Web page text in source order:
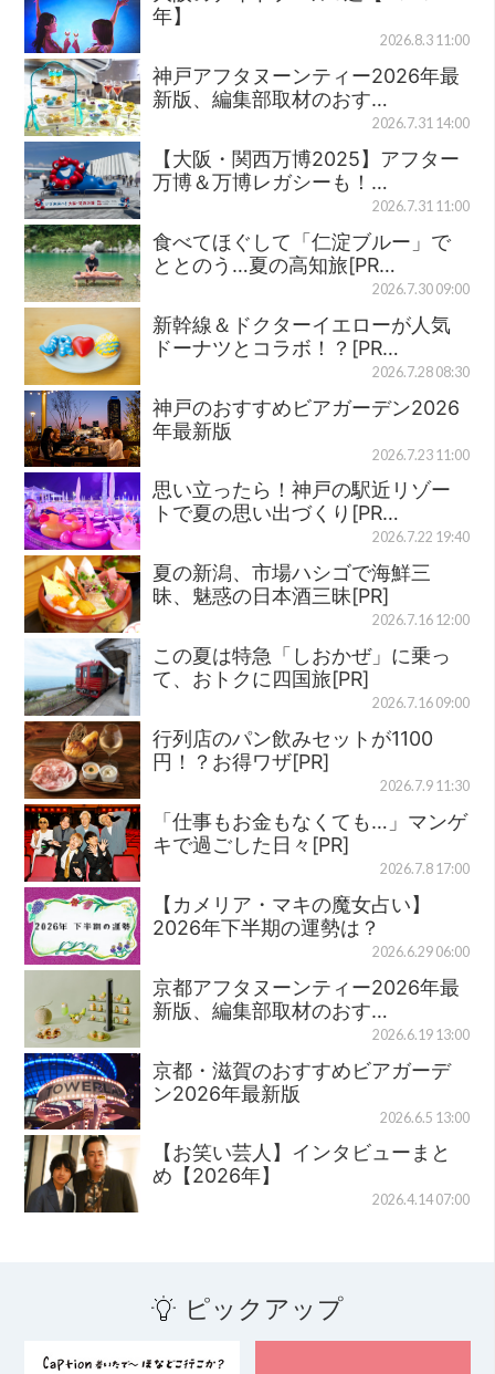
年】
2026.8.3 11:00
神戸アフタヌーンティー2026年最
新版、編集部取材のおす…
2026.7.31 14:00
【大阪・関西万博2025】アフター
万博＆万博レガシーも！…
2026.7.31 11:00
食べてほぐして「仁淀ブルー」で
ととのう…夏の高知旅[PR…
2026.7.30 09:00
新幹線＆ドクターイエローが人気
ドーナツとコラボ！？[PR…
2026.7.28 08:30
神戸のおすすめビアガーデン2026
年最新版
2026.7.23 11:00
思い立ったら！神戸の駅近リゾー
トで夏の思い出づくり[PR…
2026.7.22 19:40
夏の新潟、市場ハシゴで海鮮三
昧、魅惑の日本酒三昧[PR]
2026.7.16 12:00
この夏は特急「しおかぜ」に乗っ
て、おトクに四国旅[PR]
2026.7.16 09:00
行列店のパン飲みセットが1100
円！？お得ワザ[PR]
2026.7.9 11:30
「仕事もお金もなくても…」マンゲ
キで過ごした日々[PR]
2026.7.8 17:00
【カメリア・マキの魔女占い】
2026年下半期の運勢は？
2026.6.29 06:00
京都アフタヌーンティー2026年最
新版、編集部取材のおす…
2026.6.19 13:00
京都・滋賀のおすすめビアガーデ
ン2026年最新版
2026.6.5 13:00
【お笑い芸人】インタビューまと
め【2026年】
2026.4.14 07:00
ピックアップ